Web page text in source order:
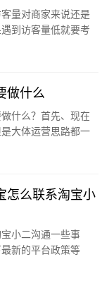
量对商家来说还是
到访客量低就要考
做什么
什么？首先、现在
大体运营思路都一
怎么联系淘宝小
小二沟通一些事
新的平台政策等